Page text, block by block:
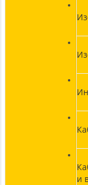
и